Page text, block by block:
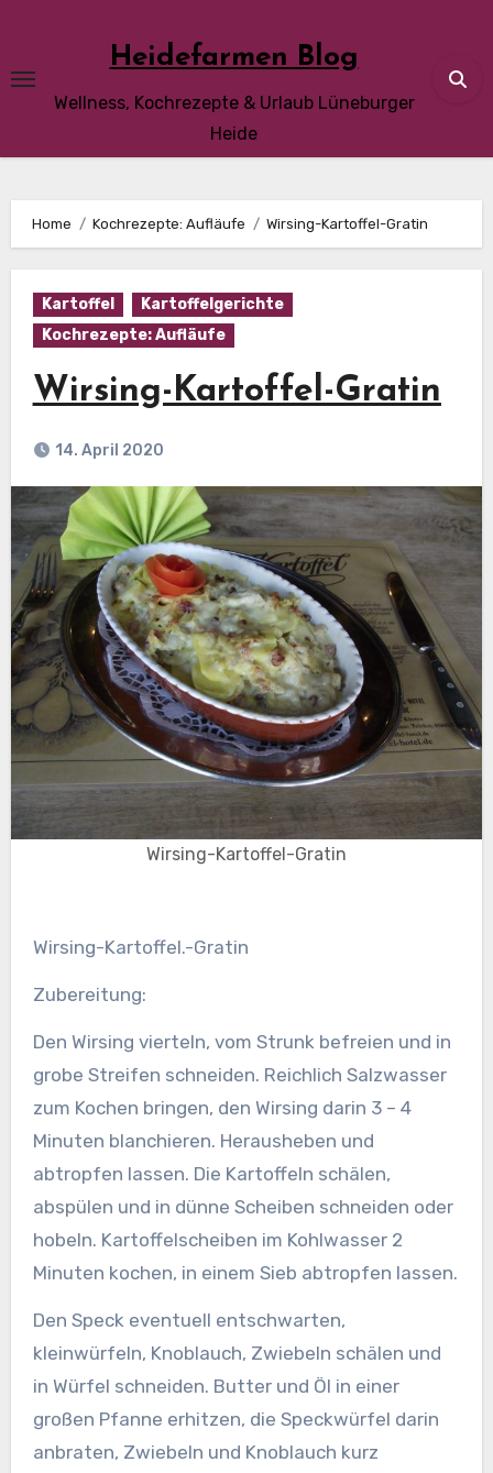
content
Heidefarmen Blog
Wellness, Kochrezepte & Urlaub Lüneburger
Heide
Home Kochrezepte: Aufläufe Wirsing-Kartoffel-Gratin
Kartoffel
Kartoffelgerichte
Kochrezepte: Aufläufe
Wirsing-Kartoffel-Gratin
14. April 2020
Wirsing-Kartoffel-Gratin
Wirsing-Kartoffel.-Gratin
Zubereitung:
Den Wirsing vierteln, vom Strunk befreien und in
grobe Streifen schneiden. Reichlich Salzwasser
zum Kochen bringen, den Wirsing darin 3 – 4
Minuten blanchieren. Herausheben und
abtropfen lassen. Die Kartoffeln schälen,
abspülen und in dünne Scheiben schneiden oder
hobeln. Kartoffelscheiben im Kohlwasser 2
Minuten kochen, in einem Sieb abtropfen lassen.
Den Speck eventuell entschwarten,
kleinwürfeln, Knoblauch, Zwiebeln schälen und
in Würfel schneiden. Butter und Öl in einer
großen Pfanne erhitzen, die Speckwürfel darin
anbraten, Zwiebeln und Knoblauch kurz